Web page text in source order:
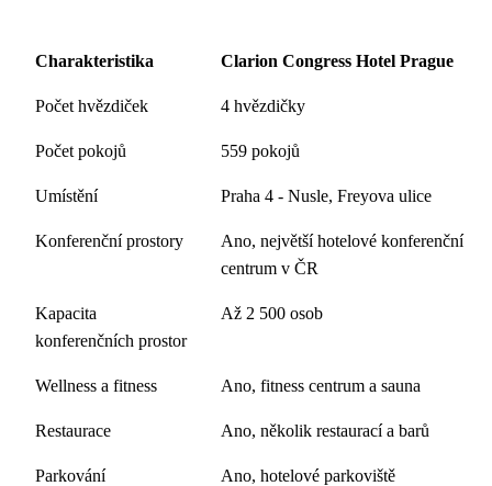
Charakteristika Clarion Congress Hotel Prague
Počet hvězdiček 4 hvězdičky
Počet pokojů 559 pokojů
Umístění Praha 4 - Nusle, Freyova ulice
Konferenční prostory
Ano, největší hotelové konferenční
centrum v ČR
Kapacita
konferenčních prostor
Až 2 500 osob
Wellness a fitness Ano, fitness centrum a sauna
Restaurace Ano, několik restaurací a barů
Parkování Ano, hotelové parkoviště